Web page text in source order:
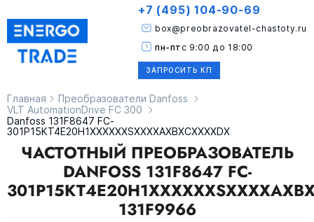
ЗАПРОСИТЬ КП
box@preobrazovatel-chastoty.ru
+7 (495) 104-90-69
пн-пт с 9:00 до 18:00
Главная
Преобразователи Danfoss
VLT AutomationDrive FC 300
Danfoss 131F8647 FC-
301P15KT4E20H1XXXXXXSXXXXAXBXCXXXXDX
ЧАСТОТНЫЙ ПРЕОБРАЗОВАТЕЛЬ
DANFOSS 131F8647 FC-
131F9966